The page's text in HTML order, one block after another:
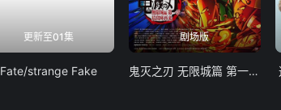
更新至01集
Fate/strange Fake
剧场版
鬼灭之刃 无限城篇 第一章 猗窝座再袭